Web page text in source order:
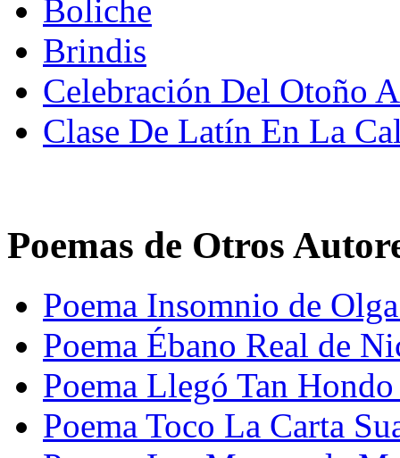
Boliche
Brindis
Celebración Del Otoño
Clase De Latín En La
Poemas de Otros
Poema Insomnio de
Poema Ébano Real de
Poema Llegó Tan
Poema Toco La Carta